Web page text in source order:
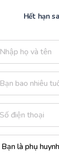
Hết hạn